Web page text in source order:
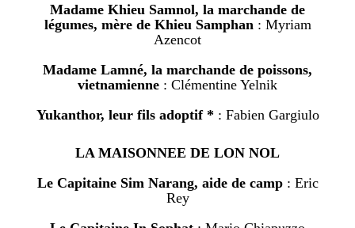
Madame Khieu Samnol, la marchande de
légumes, mère de Khieu Samphan : Myriam
Azencot
Madame Lamné, la marchande de poissons,
vietnamienne : Clémentine Yelnik
Yukanthor, leur fils adoptif * : Fabien Gargiulo
LA MAISONNEE DE LON NOL
Le Capitaine Sim Narang, aide de camp : Eric
Rey